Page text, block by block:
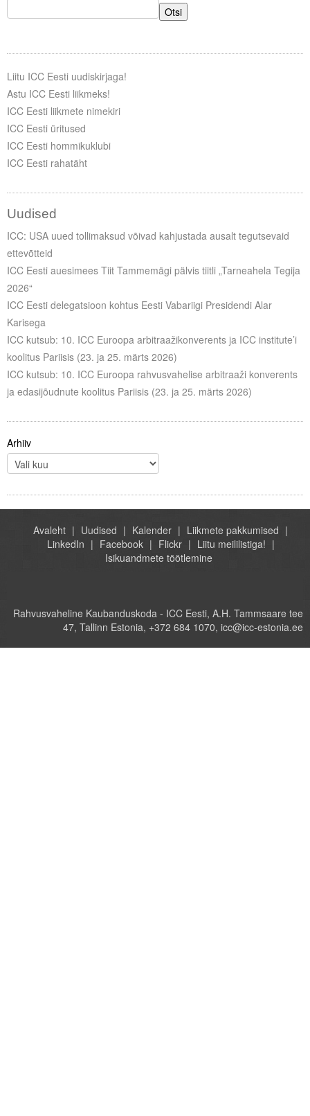
Otsi
Liitu ICC Eesti uudiskirjaga!
Astu ICC Eesti liikmeks!
ICC Eesti liikmete nimekiri
ICC Eesti üritused
ICC Eesti hommikuklubi
ICC Eesti rahatäht
Uudised
ICC: USA uued tollimaksud võivad kahjustada ausalt tegutsevaid
ettevõtteid
ICC Eesti auesimees Tiit Tammemägi pälvis tiitli „Tarneahela Tegija
2026“
ICC Eesti delegatsioon kohtus Eesti Vabariigi Presidendi Alar
Karisega
ICC kutsub: 10. ICC Euroopa arbitraažikonverents ja ICC institute’i
koolitus Pariisis (23. ja 25. märts 2026)
ICC kutsub: 10. ICC Euroopa rahvusvahelise arbitraaži konverents
ja edasijõudnute koolitus Pariisis (23. ja 25. märts 2026)
Arhiiv
Avaleht Uudised Kalender
Liikmete pakkumised
LinkedIn
Facebook Flickr
Liitu meililistiga!
Isikuandmete töötlemine
Rahvusvaheline Kaubanduskoda - ICC Eesti, A.H. Tammsaare tee
47, Tallinn Estonia, +372 684 1070, icc@icc-estonia.ee